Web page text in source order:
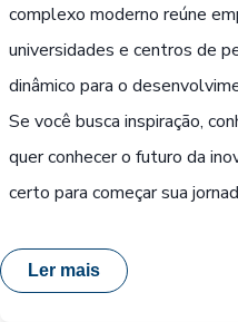
complexo moderno reúne
universidades e centros de
dinâmico para o
Se você busca inspiração,
quer conhecer o futuro da
certo para começar sua
Ler mais